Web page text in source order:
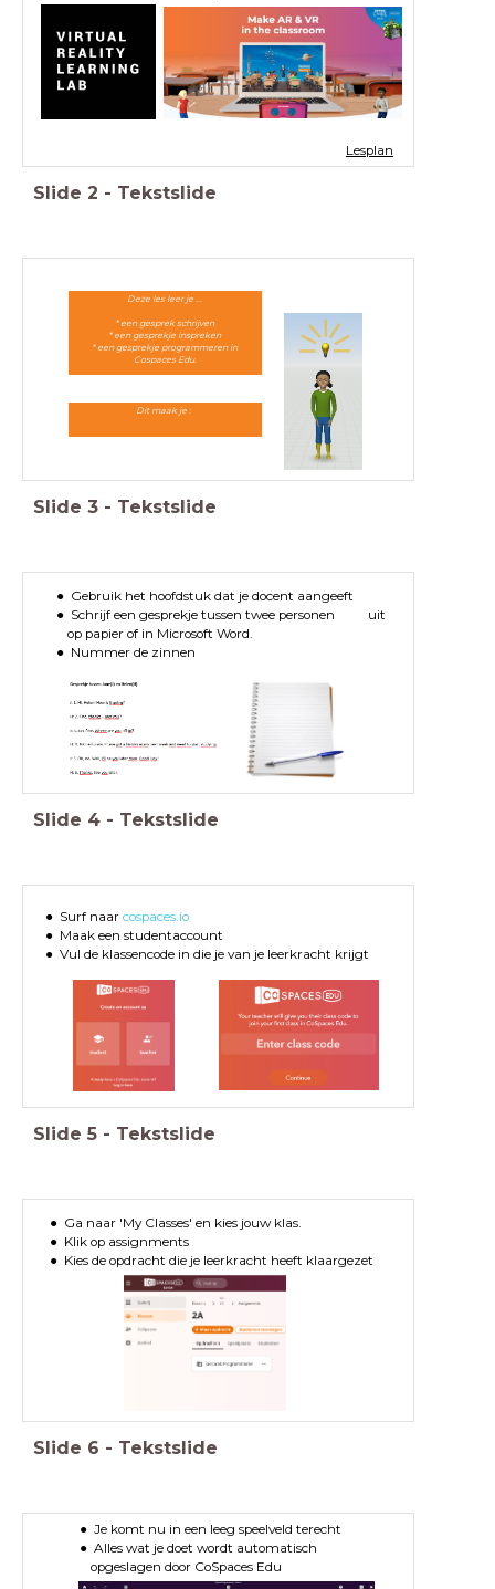
Lesplan
Slide 2 - Tekstslide
Deze les leer je ...
* een gesprek schrijven
* een gesprekje inspreken
* een gesprekje programmeren in
Cospaces Edu.
Dit maak je :
Slide 3 - Tekstslide
Gebruik het hoofdstuk dat je docent aangeeft
Schrijf een gesprekje tussen twee personen uit
op papier of in Microsoft Word.
Nummer de zinnen
Slide 4 - Tekstslide
Surf naar cospaces.io
Maak een studentaccount
Vul de klassencode in die je van je leerkracht krijgt
Slide 5 - Tekstslide
Ga naar 'My Classes' en kies jouw klas.
Klik op assignments
Kies de opdracht die je leerkracht heeft klaargezet
Slide 6 - Tekstslide
Je komt nu in een leeg speelveld terecht
Alles wat je doet wordt automatisch
opgeslagen door CoSpaces Edu